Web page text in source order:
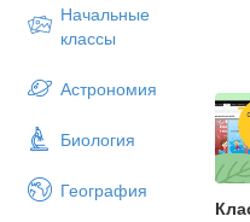
Начальные
классы
Астрономия
Биология
География